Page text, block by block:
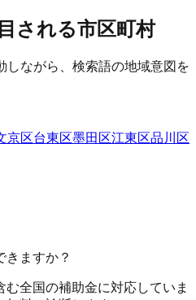
される市区町村
しながら、検索語の地域意図を
京区台東区墨田区江東区品川区
きますか？
全国の補助金に対応していま